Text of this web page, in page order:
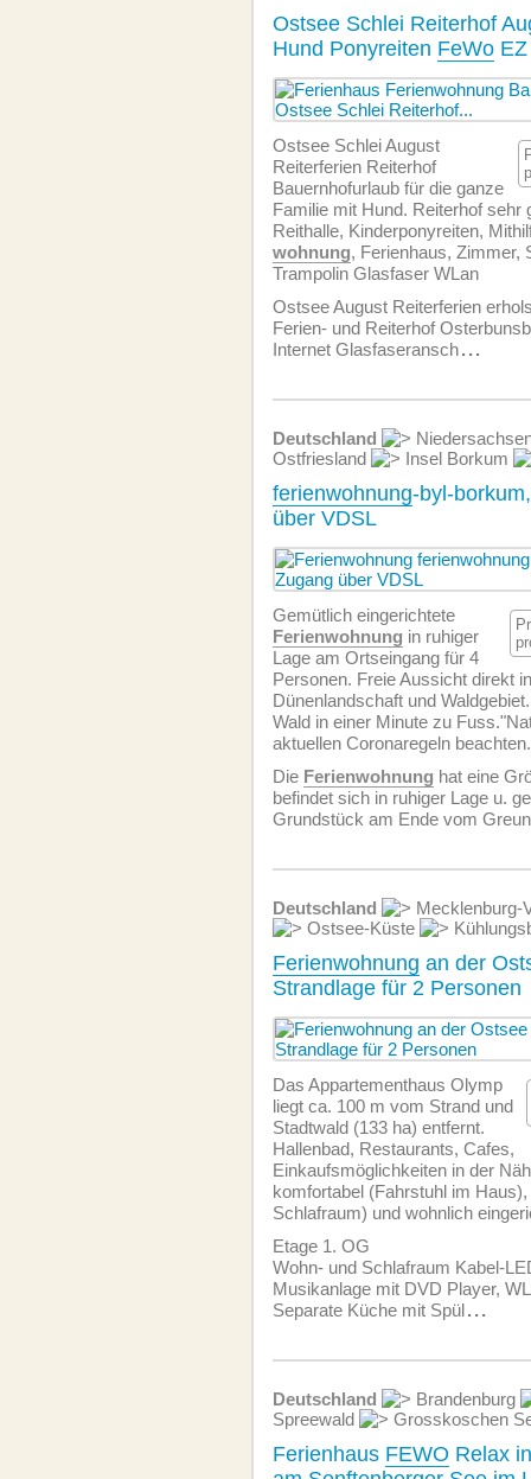
Ostsee Schlei Reiterhof
Hund Ponyreiten FeWo
Ostsee Schlei August
Reiterferien Reiterhof
Bauernhofurlaub für die ganze
Familie mit Hund. Reiterhof sehr
Reithalle, Kinderponyreiten,
wohnung, Ferienhaus, Zimmer,
Trampolin Glasfaser WLan
Ostsee August Reiterferien
Ferien- und Reiterhof
Internet Glasfaseransch...
Deutschland
Ostfriesland
Insel Borkum
ferienwohnung-byl-
über VDSL
Gemütlich eingerichtete
Ferien­wohnung in ruhiger
Lage am Ortseingang für 4
Personen. Freie Aussicht direkt
Dünenlandschaft und
Wald in einer Minute zu
aktuellen Coronaregeln beachten.
Die Ferien­wohnung hat eine
befindet sich in ruhiger Lage u.
Grundstück am Ende vom
Deutschland
Mecklenburg-
Ostsee-Küste
Ferienwohnung an der
Strandlage für 2 Personen
Das Appartementhaus Olymp
liegt ca. 100 m vom Strand und
Stadtwald (133 ha) entfernt.
Hallenbad, Restaurants, Cafes,
Einkaufsmöglichkeiten in der
komfortabel (Fahrstuhl im
Schlafraum) und wohnlich
Etage 1. OG
Wohn- und Schlafraum Kabel-
Musikanlage mit DVD Player,
Separate Küche mit Spül...
Deutschland
Brandenburg
Spreewald
Grosskoschen
Ferienhaus FEWO Relax